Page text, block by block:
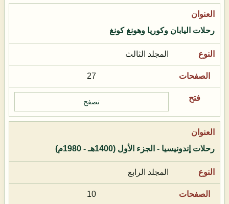
رحلات اليابان وكوريا وهونغ كونغ
المجلد الثالث
27
تصفح
رحلات إندونيسيا - الجزء الأول (1400هـ - 1980م)
المجلد الرابع
10